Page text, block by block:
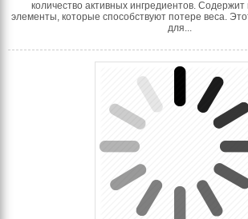
количество активных ингредиентов.
элементы, которые способствуют потере веса.
для...